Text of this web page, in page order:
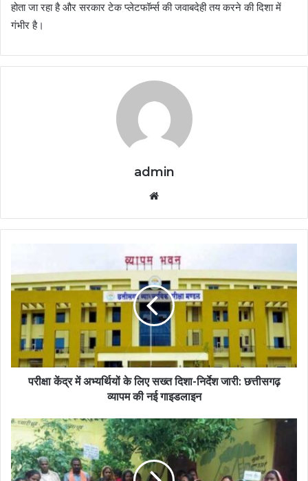
होता जा रहा है और सरकार टेक प्लेटफॉर्म्स की जवाबदेही तय करने की दिशा में
गंभीर है।
admin
परीक्षा केंद्र में अभ्यर्थियों के लिए सख्त दिशा-निर्देश जारी: छत्तीसगढ़
व्यापम की नई गाइडलाइन